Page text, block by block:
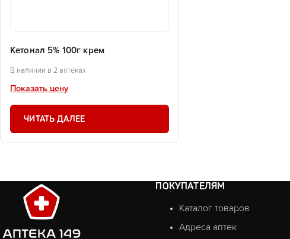
Кетонал 5% 100г крем
В наличии в 2 аптеках
Показать цену
ЧИТАТЬ ДАЛЕЕ
ПОКУПАТЕЛЯМ
Каталог товаров
Адреса аптек